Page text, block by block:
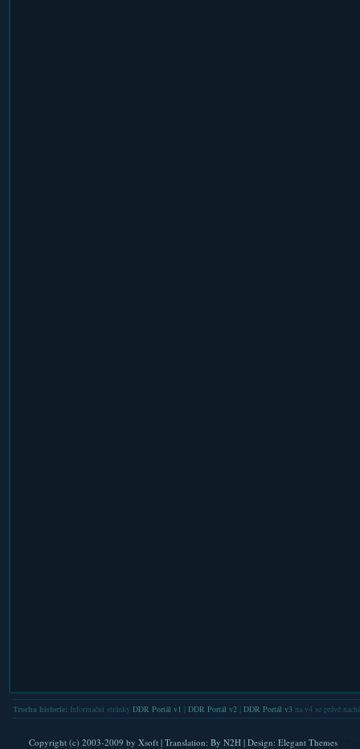
Trocha historie: Informační stránky DDR Portál v1 DDR Portál v2| DDR Portál v3na v4 se právě
Copyright (c) 2003-2009 by Xsoft| Translation: By N2H| Design: Elegant Themes